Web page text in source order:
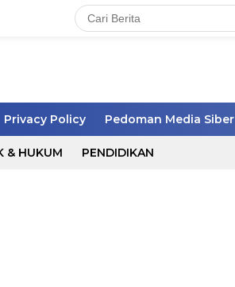
Privacy Policy Pedoman Media Siber
& HUKUM PENDIDIKAN